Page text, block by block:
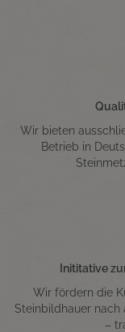
Wir bieten
Betrieb in
Inititative
Wir fördern die
Steinbildhauer
–